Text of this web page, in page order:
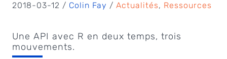
2018-03-12 / Colin Fay / Actualités, Ressources
Une API avec R en deux temps, trois
mouvements.